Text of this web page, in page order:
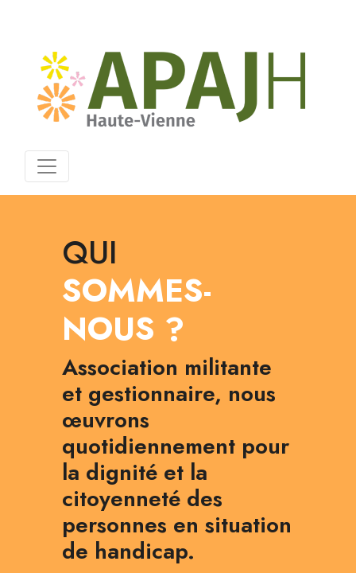
QUI
SOMMES-
NOUS ?
Association militante
et gestionnaire, nous
œuvrons
quotidiennement pour
la dignité et la
citoyenneté des
personnes en situation
de handicap.